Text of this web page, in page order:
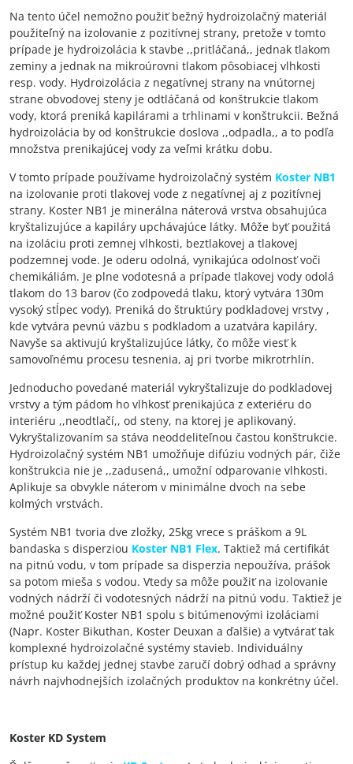
Na tento účel nemožno použiť bežný hydroizolačný materiál
použiteľný na izolovanie z pozitívnej strany, pretože v tomto
prípade je hydroizolácia k stavbe ,,pritláčaná,, jednak tlakom
zeminy a jednak na mikroúrovni tlakom pôsobiacej vlhkosti
resp. vody. Hydroizolácia z negatívnej strany na vnútornej
strane obvodovej steny je odtláčaná od konštrukcie tlakom
vody, ktorá preniká kapilárami a trhlinami v konštrukcii. Bežná
hydroizolácia by od konštrukcie doslova ,,odpadla,, a to podľa
množstva prenikajúcej vody za veľmi krátku dobu.
V tomto prípade používame hydroizolačný systém Koster NB1
na izolovanie proti tlakovej vode z negatívnej aj z pozitívnej
strany. Koster NB1 je minerálna náterová vrstva obsahujúca
kryštalizujúce a kapiláry upchávajúce látky. Môže byť použitá
na izoláciu proti zemnej vlhkosti, beztlakovej a tlakovej
podzemnej vode. Je oderu odolná, vynikajúca odolnosť voči
chemikáliám. Je plne vodotesná a prípade tlakovej vody odolá
tlakom do 13 barov (čo zodpovedá tlaku, ktorý vytvára 130m
vysoký stĺpec vody). Preniká do štruktúry podkladovej vrstvy ,
kde vytvára pevnú väzbu s podkladom a uzatvára kapiláry.
Navyše sa aktivujú kryštalizujúce látky, čo môže viesť k
samovoľnému procesu tesnenia, aj pri tvorbe mikrotrhlín.
Jednoducho povedané materiál vykryštalizuje do podkladovej
vrstvy a tým pádom ho vlhkosť prenikajúca z exteriéru do
interiéru ,,neodtlačí,, od steny, na ktorej je aplikovaný.
Vykryštalizovaním sa stáva neoddeliteľnou častou konštrukcie.
Hydroizolačný systém NB1 umožňuje difúziu vodných pár, čiže
konštrukcia nie je ,,zadusená,, umožní odparovanie vlhkosti.
Aplikuje sa obvykle náterom v minimálne dvoch na sebe
kolmých vrstvách.
Systém NB1 tvoria dve zložky, 25kg vrece s práškom a 9L
bandaska s disperziou Koster NB1 Flex. Taktiež má certifikát
na pitnú vodu, v tom prípade sa disperzia nepoužíva, prášok
sa potom mieša s vodou. Vtedy sa môže použiť na izolovanie
vodných nádrží či vodotesných nádrží na pitnú vodu. Taktiež je
možné použiť Koster NB1 spolu s bitúmenovými izoláciami
(Napr. Koster Bikuthan, Koster Deuxan a ďalšie) a vytvárať tak
komplexné hydroizolačné systémy stavieb. Individuálny
prístup ku každej jednej stavbe zaručí dobrý odhad a správny
návrh najvhodnejších izolačných produktov na konkrétny účel.
Koster KD System